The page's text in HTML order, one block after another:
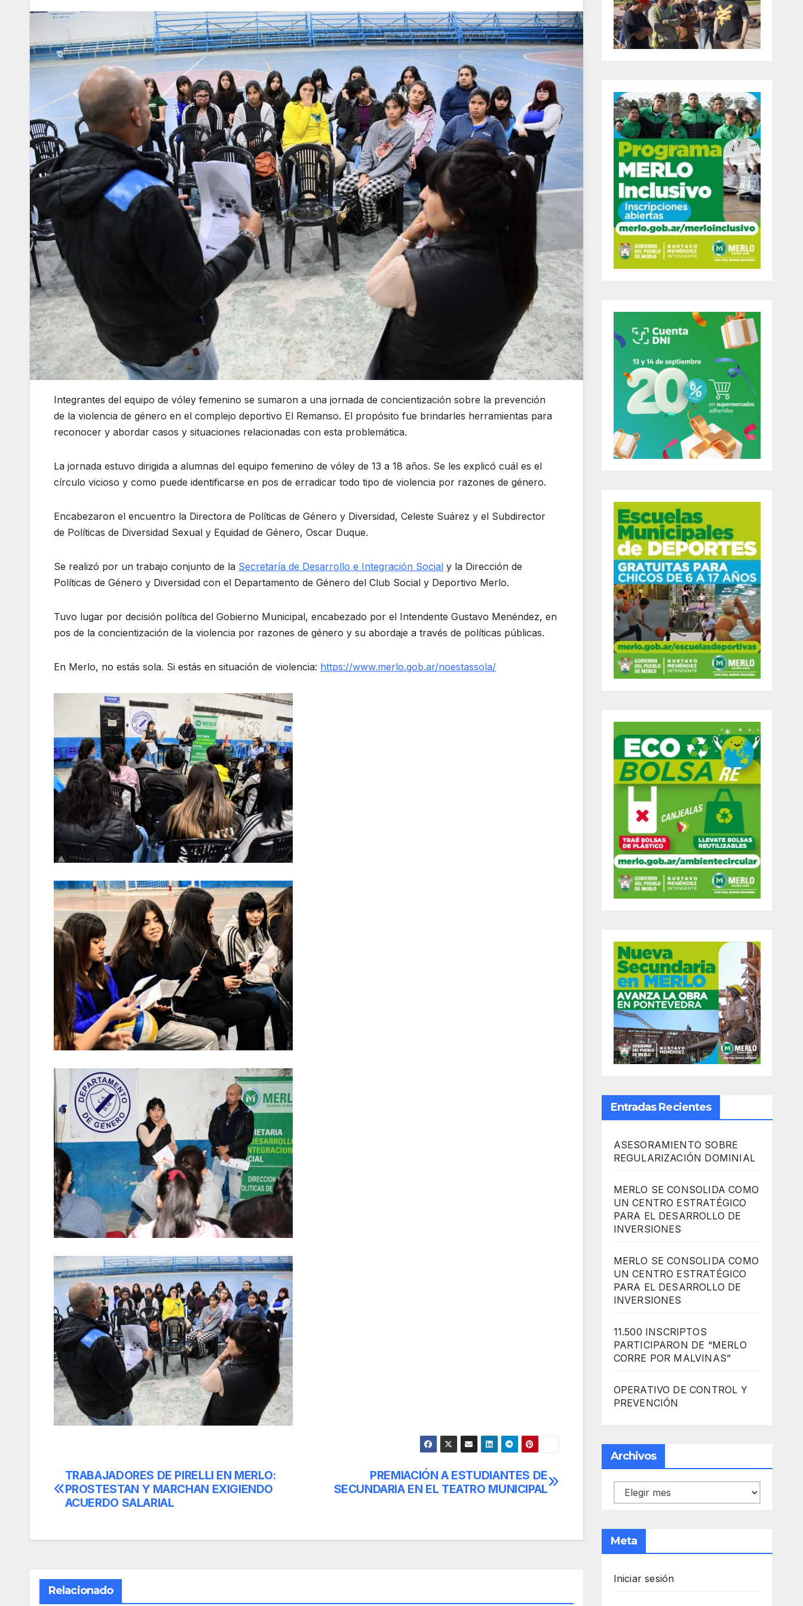
Integrantes del equipo de vóley femenino se sumaron a una jornada de concientización sobre la prevención
de la violencia de género en el complejo deportivo El Remanso. El propósito fue brindarles herramientas para
reconocer y abordar casos y situaciones relacionadas con esta problemática.
La jornada estuvo dirigida a alumnas del equipo femenino de vóley de 13 a 18 años. Se les explicó cuál es el
círculo vicioso y como puede identificarse en pos de erradicar todo tipo de violencia por razones de género.
Encabezaron el encuentro la Directora de Políticas de Género y Diversidad, Celeste Suárez y el Subdirector
de Políticas de Diversidad Sexual y Equidad de Género, Oscar Duque.
Se realizó por un trabajo conjunto de la Secretaría de Desarrollo e Integración Social y la Dirección de
Políticas de Género y Diversidad con el Departamento de Género del Club Social y Deportivo Merlo.
Tuvo lugar por decisión política del Gobierno Municipal, encabezado por el Intendente Gustavo Menéndez, en
pos de la concientización de la violencia por razones de género y su abordaje a través de políticas públicas.
En Merlo, no estás sola. Si estás en situación de violencia: https://www.merlo.gob.ar/noestassola/
Navegación
de
PREMIACIÓN A ESTUDIANTES DE
SECUNDARIA EN EL TEATRO MUNICIPAL
TRABAJADORES DE PIRELLI EN MERLO:
PROSTESTAN Y MARCHAN EXIGIENDO
ACUERDO SALARIAL
Relacionado
Entradas Recientes
ASESORAMIENTO SOBRE
REGULARIZACIÓN DOMINIAL
MERLO SE CONSOLIDA COMO
UN CENTRO ESTRATÉGICO
PARA EL DESARROLLO DE
INVERSIONES
MERLO SE CONSOLIDA COMO
UN CENTRO ESTRATÉGICO
PARA EL DESARROLLO DE
INVERSIONES
11.500 INSCRIPTOS
PARTICIPARON DE “MERLO
CORRE POR MALVINAS”
OPERATIVO DE CONTROL Y
PREVENCIÓN
Archivos
Archivos
Meta
Iniciar sesión